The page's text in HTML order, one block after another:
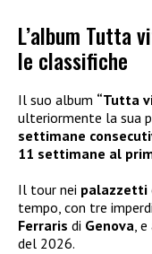
L’album Tutta
le classifiche
Il suo album “Tutta
ulteriormente la sua
settimane
11 settimane al
Il tour nei palazzetti
tempo, con tre
Ferraris di Genova,
del 2026.